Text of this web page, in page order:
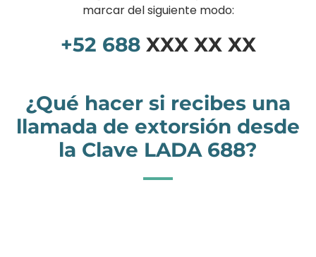
marcar del siguiente modo:
+52 688XXX XX XX
¿Qué hacer si recibes una
llamada de extorsión desde
la Clave LADA 688?